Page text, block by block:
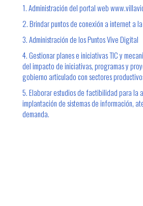
1. Administración del portal web
2. Brindar puntos de conexión a internet a
3. Administración de los Puntos Vive Digital
4. Gestionar planes e iniciativas TIC y
del impacto de iniciativas, programas y
gobierno articulado con sectores
5. Elaborar estudios de factibilidad para la
implantación de sistemas de información,
demanda.